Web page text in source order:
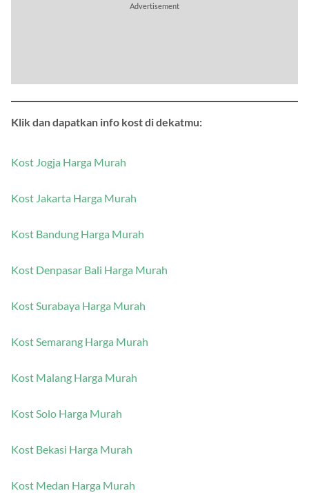
Advertisement
Klik dan dapatkan info kost di dekatmu:
Kost Jogja Harga Murah
Kost Jakarta Harga Murah
Kost Bandung Harga Murah
Kost Denpasar Bali Harga Murah
Kost Surabaya Harga Murah
Kost Semarang Harga Murah
Kost Malang Harga Murah
Kost Solo Harga Murah
Kost Bekasi Harga Murah
Kost Medan Harga Murah